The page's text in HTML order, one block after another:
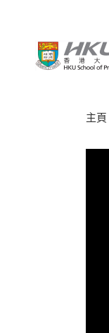
主頁